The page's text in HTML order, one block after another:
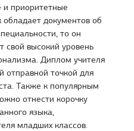
и приоритетные
обладает документов об
то он
свой высокий уровень
Диплом учителя
отправной точкой для
Также к популярным
отнести корочку
языка,
младших классов.